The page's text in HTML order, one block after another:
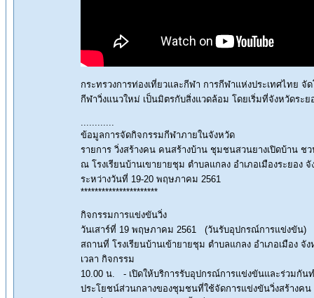
กระทรวงการท่องเที่ยวและกีฬา การกีฬาแห่งประเทศไทย
กีฬาวิ่งแนวใหม่ เป็นมิตรกับสิ่งแวดล้อม โดยเริ่มที่จังหวัดร
............
ข้อมูลการจัดกิจกรรมกีฬาภายในจังหวัด
รายการ วิ่งสร้างคน คนสร้างบ้าน ชุมชนสวนยางเปิดบ้าน ชว
ณ โรงเรียนบ้านเขายายชุม ตำบลแกลง อำเภอเมืองระยอง จั
ระหว่างวันที่ 19-20 พฤษภาคม 2561
**********************
กิจกรรมการแข่งขันวิ่ง
วันเสาร์ที่ 19 พฤษภาคม 2561 (วันรับอุปกรณ์การแข่งขัน)
สถานที่ โรงเรียนบ้านเข้ายายชุม ตำบลแกลง อำเภอเมือง จัง
เวลา กิจกรรม
10.00 น. - เปิดให้บริการรับอุปกรณ์การแข่งขันและร่วมกัน
ประโยชน์ส่วนกลางของชุมชนที่ใช้จัดการแข่งขันวิ่งสร้างค